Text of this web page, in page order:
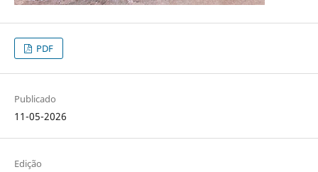
PDF
Publicado
11-05-2026
Edição